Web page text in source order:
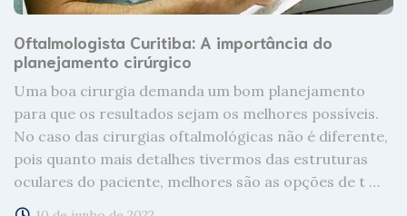
Oftalmologista Curitiba: A importância do
planejamento cirúrgico
Uma boa cirurgia demanda um bom planejamento
para que os resultados sejam os melhores possíveis.
No caso das cirurgias oftalmológicas não é diferente,
pois quanto mais detalhes tivermos das estruturas
oculares do paciente, melhores são as opções de t …